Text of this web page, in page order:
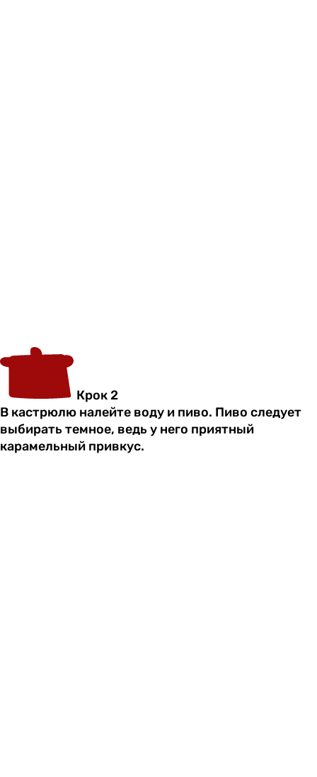
Крок 2
В кастрюлю налейте воду и пиво. Пиво следует
выбирать темное, ведь у него приятный
карамельный привкус.